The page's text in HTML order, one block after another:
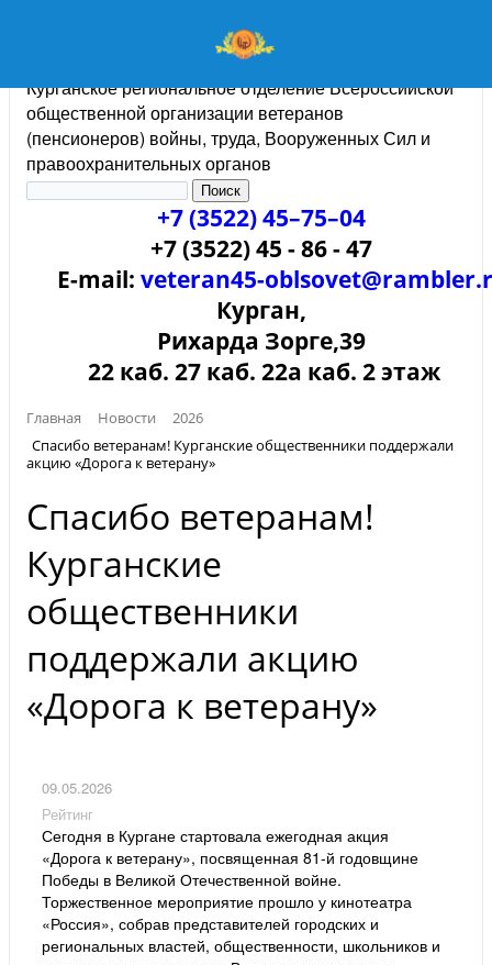
Курганское региональное отделение Всероссийской
общественной организации ветеранов
(пенсионеров) войны, труда, Вооруженных Сил и
правоохранительных органов
+7 (3522) 45–75–04
+7 (3522) 45 - 86 - 47
E-mail: veteran45-
Курган,
Рихарда Зорге,39
22 каб. 27 каб. 22а каб. 2 этаж
Главная Новости
2026
Спасибо ветеранам! Курганские общественники поддержали
акцию «Дорога к ветерану»
Спасибо ветеранам!
Курганские
общественники
поддержали акцию
«Дорога к ветерану»
09.05.2026
Рейтинг
Сегодня в Кургане стартовала ежегодная акция
«Дорога к ветерану», посвященная 81-й годовщине
Победы в Великой Отечественной войне.
Торжественное мероприятие прошло у кинотеатра
«Россия», собрав представителей городских и
региональных властей, общественности, школьников и